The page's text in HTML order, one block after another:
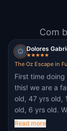
Com
Dolores
The Oz Escape in
First time
this! we are a
old, 47 yrs old,
old, 6 yrs old.
hidden gems in
Read more